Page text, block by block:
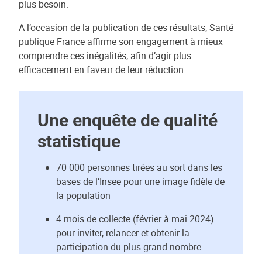
plus besoin.
A l’occasion de la publication de ces résultats, Santé
publique France affirme son engagement à mieux
comprendre ces inégalités, afin d’agir plus
efficacement en faveur de leur réduction.
Une enquête de qualité
statistique
70 000 personnes tirées au sort dans les
bases de l’Insee pour une image fidèle de
la population
4 mois de collecte (février à mai 2024)
pour inviter, relancer et obtenir la
participation du plus grand nombre